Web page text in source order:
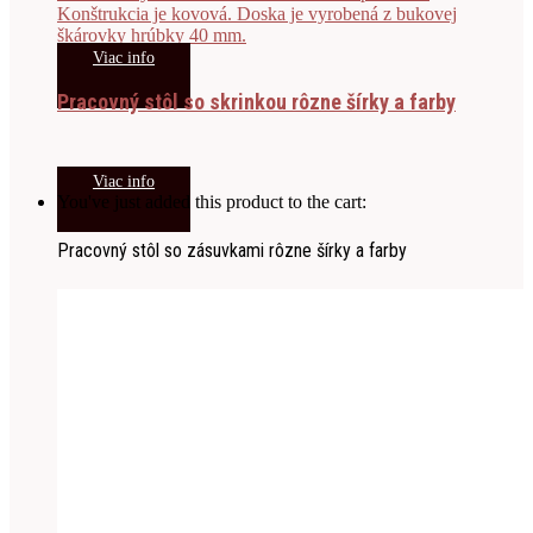
Viac info
Pracovný stôl so skrinkou rôzne šírky a farby
Viac info
You've just added this product to the cart:
Pracovný stôl so zásuvkami rôzne šírky a farby